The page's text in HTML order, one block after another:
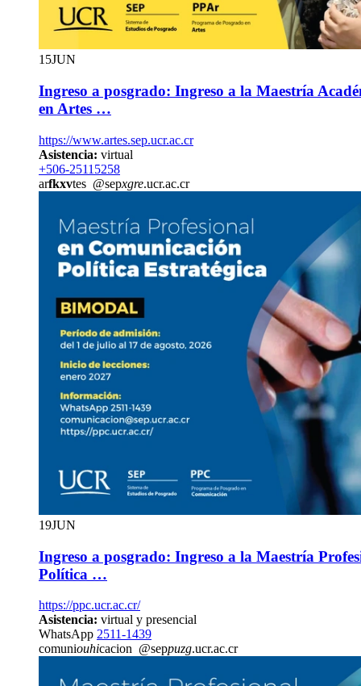
15JUN
Ingreso a posgrado: Ingreso a la Maestría
en Artes …
https://www.artes.sep.ucr.ac.cr
Asistencia: virtual
+506-25115258
arfkxvtes @sepxgre.ucr.ac.cr
19JUN
Ingreso a posgrado: Ingreso a la Maestría
Política …
https://ppc.ucr.ac.cr/
Asistencia: virtual y presencial
WhatsApp 2511-1439
comuniouhicacion @seppuzg.ucr.ac.cr